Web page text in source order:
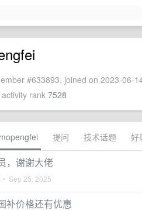
#633893, joined on 2023-06-
rank 7528
mopengfei 提问 技术话题 好
，谢谢大佬
• Sep 25, 2025
补价格还有优惠